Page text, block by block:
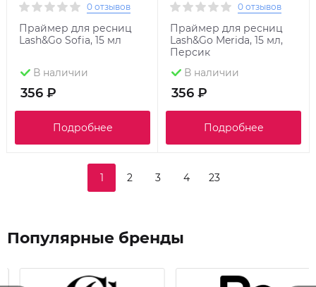
0 отзывов
Праймер для ресниц
Lash&Go Sofia, 15 мл
В наличии
356 ₽
Подробнее
0 отзывов
Праймер для ресниц
Lash&Go Merida, 15 мл,
Персик
В наличии
356 ₽
Подробнее
1 2 3 4 23
Популярные бренды